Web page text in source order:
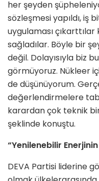
her şeyden
sözleşmesi yapıldı, iş
uygulaması
sağladılar. Böyle bir
değil. Dolayısıyla biz
görmüyoruz. Nükleer
de düşünüyorum.
değerlendirmelere
karardan çok teknik
şeklinde konuştu.
“Yenilenebilir
DEVA Partisi liderine